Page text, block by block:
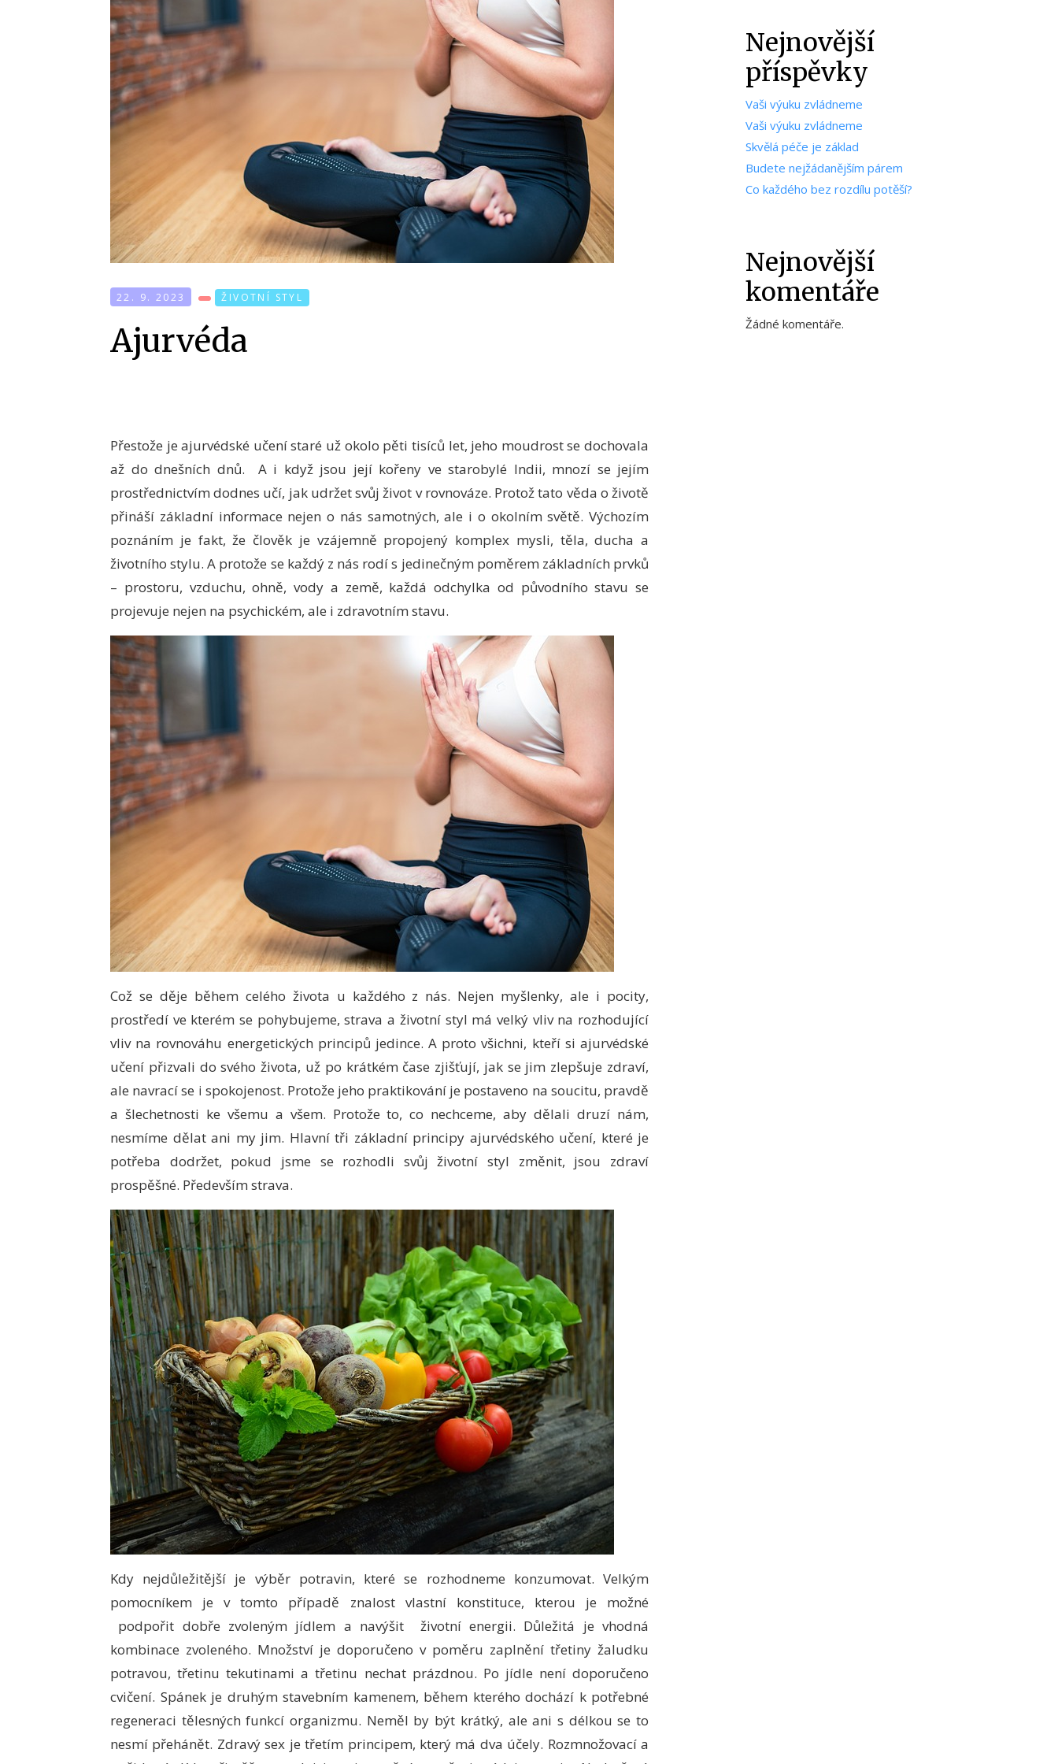
22. 9. 2023 ŽIVOTNÍ STYL
Ajurvéda
Přestože je ajurvédské učení staré už okolo pěti tisíců let, jeho moudrost se dochovala
až do dnešních dnů. A i když jsou její kořeny ve starobylé Indii, mnozí se jejím
prostřednictvím dodnes učí, jak udržet svůj život v rovnováze. Protož tato věda o životě
přináší základní informace nejen o nás samotných, ale i o okolním světě. Výchozím
poznáním je fakt, že člověk je vzájemně propojený komplex mysli, těla, ducha a
životního stylu. A protože se každý z nás rodí s jedinečným poměrem základních prvků
– prostoru, vzduchu, ohně, vody a země, každá odchylka od původního stavu se
projevuje nejen na psychickém, ale i zdravotním stavu.
Což se děje během celého života u každého z nás. Nejen myšlenky, ale i pocity,
prostředí ve kterém se pohybujeme, strava a životní styl má velký vliv na rozhodující
vliv na rovnováhu energetických principů jedince. A proto všichni, kteří si ajurvédské
učení přizvali do svého života, už po krátkém čase zjišťují, jak se jim zlepšuje zdraví,
ale navrací se i spokojenost. Protože jeho praktikování je postaveno na soucitu, pravdě
a šlechetnosti ke všemu a všem. Protože to, co nechceme, aby dělali druzí nám,
nesmíme dělat ani my jim. Hlavní tři základní principy ajurvédského učení, které je
potřeba dodržet, pokud jsme se rozhodli svůj životní styl změnit, jsou zdraví
prospěšné. Především strava.
Kdy nejdůležitější je výběr potravin, které se rozhodneme konzumovat. Velkým
pomocníkem je v tomto případě znalost vlastní konstituce, kterou je možné
podpořit dobře zvoleným jídlem a navýšit životní energii. Důležitá je vhodná
kombinace zvoleného. Množství je doporučeno v poměru zaplnění třetiny žaludku
potravou, třetinu tekutinami a třetinu nechat prázdnou. Po jídle není doporučeno
cvičení. Spánek je druhým stavebním kamenem, během kterého dochází k potřebné
regeneraci tělesných funkcí organizmu. Neměl by být krátký, ale ani s délkou se to
nesmí přehánět. Zdravý sex je třetím principem, který má dva účely. Rozmnožovací a
Nejnovější
příspěvky
Vaši výuku zvládneme
Vaši výuku zvládneme
Skvělá péče je základ
Budete nejžádanějším párem
Co každého bez rozdílu potěší?
Nejnovější
komentáře
Žádné komentáře.